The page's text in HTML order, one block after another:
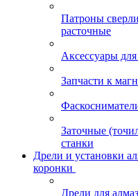
Патроны
расточные
Аксессуары
Запчасти к
Заточные
станки
Дрели и установки
коронки
Дрели для